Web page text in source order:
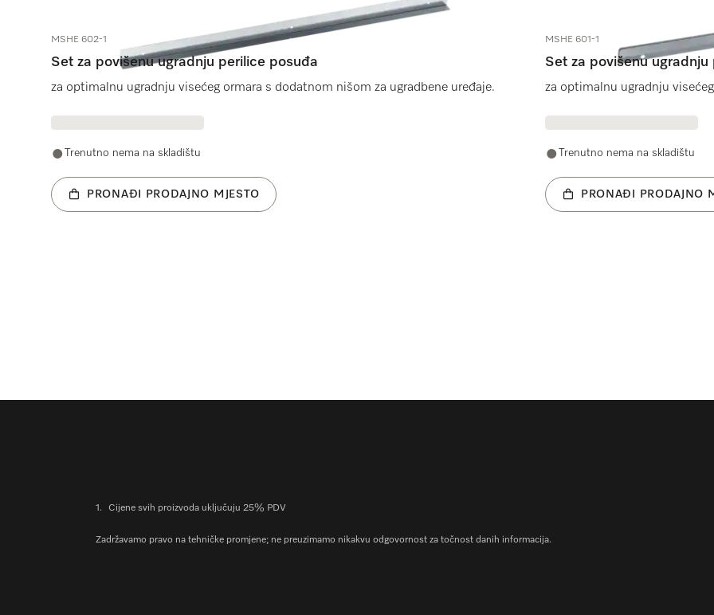
MSHE 602-1
Set za povišenu ugradnju perilice posuđa
za optimalnu ugradnju visećeg ormara s dodatnom nišom za ugradbene uređaje.
Trenutno nema na skladištu
PRONAĐI PRODAJNO MJESTO
MSHE 601-1
Set za povišenu
za optimalnu ugradnju
Trenutno nema na skladištu
PRONAĐI PRODAJNO
1. Cijene svih proizvoda uključuju 25% PDV
Zadržavamo pravo na tehničke promjene; ne preuzimamo nikakvu odgovornost za točnost danih informacija.